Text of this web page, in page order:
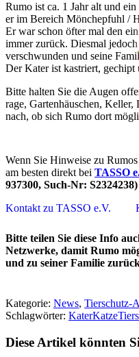
Rumo ist ca. 1 Jahr alt und
er im Bereich Mönchepfuhl /
Er war schon öfter mal den
immer zurück. Diesmal
verschwunden und seine
Der Kater ist kas­triert, ge­chipt
Bitte hal­ten Sie die Au­gen
ra­ge, Gar­ten­­häus­chen, Kell­er,
nach, ob sich Rumo dort
Wenn Sie Hinweise zu
am besten direkt bei TASSO
937300, Such-Nr: S2324238)
Kontakt zu TASSO e.V.
Bitte teilen Sie diese Info
Netzwerke, damit Rumo
und zu seiner Familie
Kategorie: News, Tierschutz-
Schlagwörter: KaterKatze
Diese Artikel könnten